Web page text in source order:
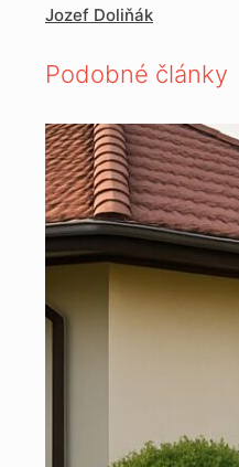
Jozef Doliňák
Podobné články